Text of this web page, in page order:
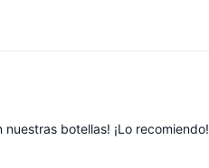
botellas! ¡Lo recomiendo!